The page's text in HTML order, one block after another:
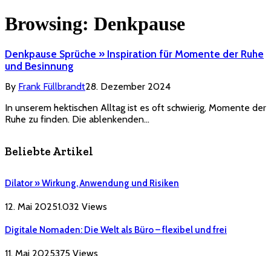
Browsing: Denkpause
Denkpause Sprüche » Inspiration für Momente der Ruhe
und Besinnung
By Frank Füllbrandt28. Dezember 2024
In unserem hektischen Alltag ist es oft schwierig, Momente der
Ruhe zu finden. Die ablenkenden…
Beliebte Artikel
Dilator » Wirkung, Anwendung und Risiken
12. Mai 20251.032 Views
Digitale Nomaden: Die Welt als Büro – flexibel und frei
11. Mai 2025375 Views